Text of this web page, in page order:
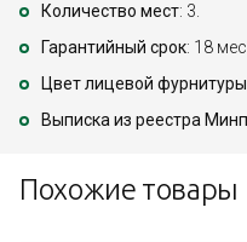
Количество мест: 3.
Гарантийный срок: 18
Цвет лицевой фурнитуры
Выписка из реестра
Похожие товары